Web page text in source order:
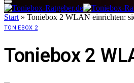
Start » Toniebox 2 WLAN einrichten:
TONIEBOX 2
Toniebox 2